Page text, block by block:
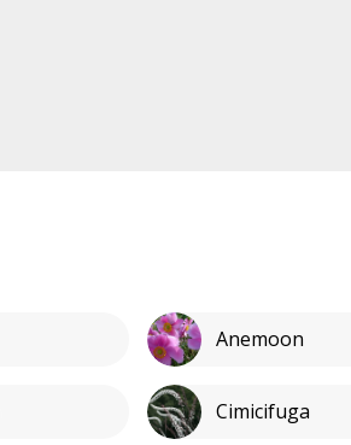
Anemoon
Cimicifuga